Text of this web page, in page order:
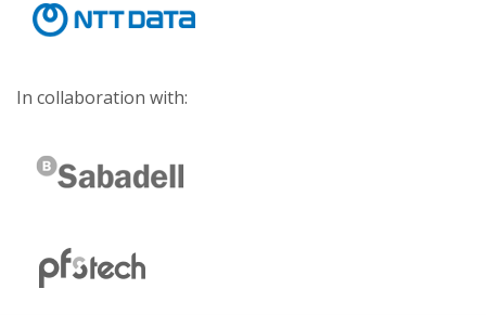
In collaboration with: